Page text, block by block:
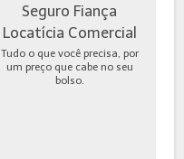
Seguro Fiança
Locatícia Comercial
Tudo o que você precisa, por
um preço que cabe no seu
bolso.